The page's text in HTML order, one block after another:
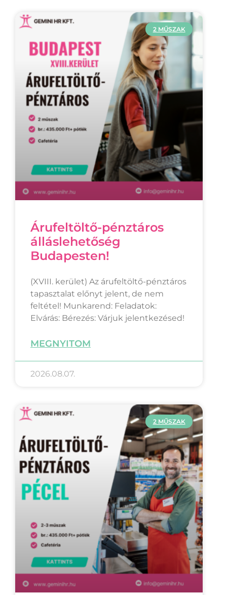
2 MŰSZAK
Árufeltöltő-pénztáros
álláslehetőség
Budapesten!
(XVIII. kerület) Az árufeltöltő-pénztáros
tapasztalat előnyt jelent, de nem
feltétel! Munkarend: Feladatok:
Elvárás: Bérezés: Várjuk jelentkezésed!
MEGNYITOM
2026.08.07.
2 MŰSZAK